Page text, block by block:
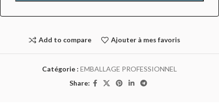
Add to compare Ajouter à mes favoris
Catégorie : EMBALLAGE PROFESSIONNEL
Share: